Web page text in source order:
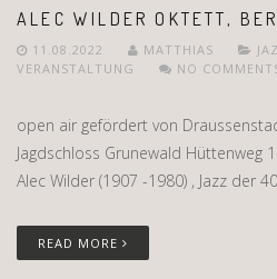
ALEC WILDER OKTETT,
11.08.2022 MATTHIAS
VERANSTALTUNG
NO
open air gefördert von
Jagdschloss Grunewald Hüttenweg
Alec Wilder (1907 -1980) , Jazz der
READ MORE